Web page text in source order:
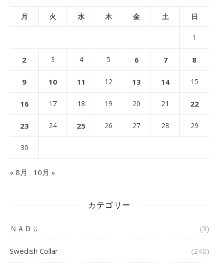
月 火 水 木 金 土 日
1
2 3 4 5 6 7 8
9 10 11 12 13 14 15
16 17 18 19 20 21 22
23 24 25 26 27 28 29
30
« 8月 10月 »
カテゴリー
ＮＡＤＵ (3)
Swedish Collar (240)